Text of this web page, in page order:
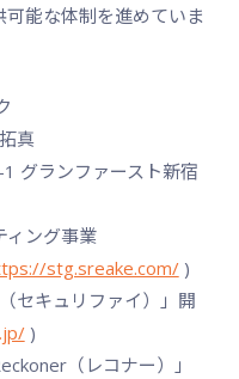
能な体制を進めていま
真
グランファースト新宿
ィング事業
stg.sreake.com/)
セキュリファイ）」開
)
（レコナー）」